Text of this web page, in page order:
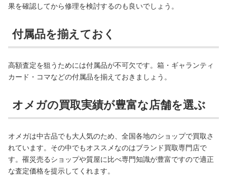
果を確認してから修理を検討するのも良いでしょう。
付属品を揃えておく
高額査定を狙うためには付属品が不可欠です。箱・ギャランティ
カード・コマなどの付属品を揃えておきましょう。
オメガの買取実績が豊富な店舗を選ぶ
オメガは中古品でも大人気のため、全国各地のショップで買取さ
れています。その中でもオススメなのはブランド買取専門店で
す。罹災売るショップや質屋に比べ専門知識が豊富ですので適正
な査定価格を提示してくれます。